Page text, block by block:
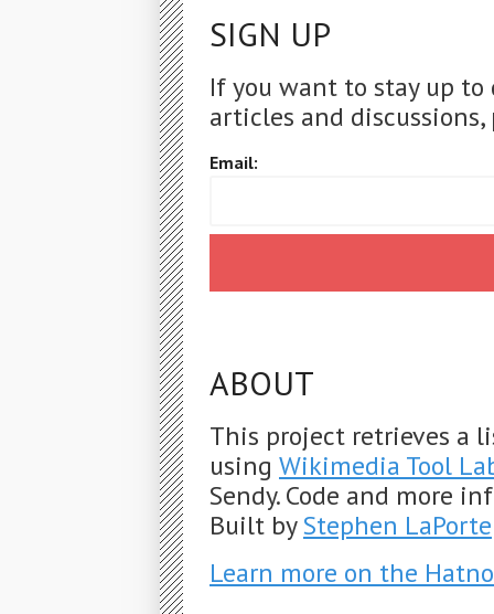
SIGN UP
If you want to stay up
articles and
Email:
ABOUT
This project retrieves a
using Wikimedia Tool
Sendy. Code and more
Built byStephen LaPorte
Learn more on the